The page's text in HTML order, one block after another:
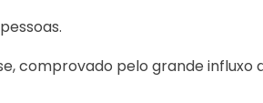
comprovado pelo grande influxo